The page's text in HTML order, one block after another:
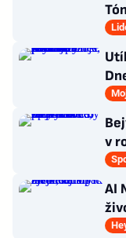
že
v
AI